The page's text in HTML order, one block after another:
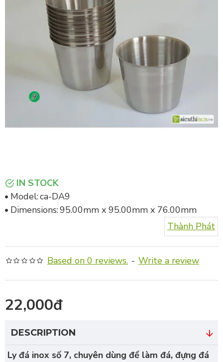
IN STOCK
Model:ca-DA9
Dimensions:95.00mm x 95.00mm x 76.00mm
Thành Phát
Based on 0 reviews. - Write a review
22,000đ
DESCRIPTION
Ly đá inox số 7, chuyên dùng để làm đá, đựng đá